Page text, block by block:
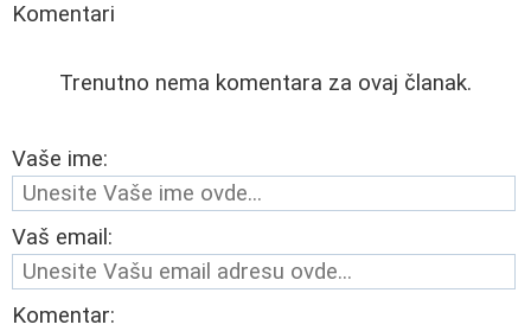
Komentari
Trenutno nema komentara za ovaj članak.
Vaše ime:
Vaš email:
Komentar: